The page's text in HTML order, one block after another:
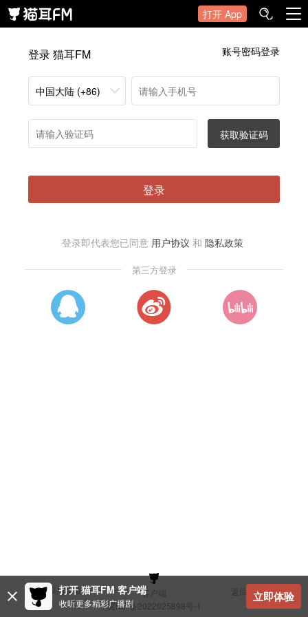
打开 App
登录 猫耳FM 账号密码登录
中国大陆 (+86)
获取验证码
登录
登录即代表您已同意 用户协议 和 隐私政策
第三方登录
建议与反馈 客户端
返回顶部
冀ICP备2022025898号-1
打开 猫耳FM 客户端
收听更多精彩广播剧 立即体验